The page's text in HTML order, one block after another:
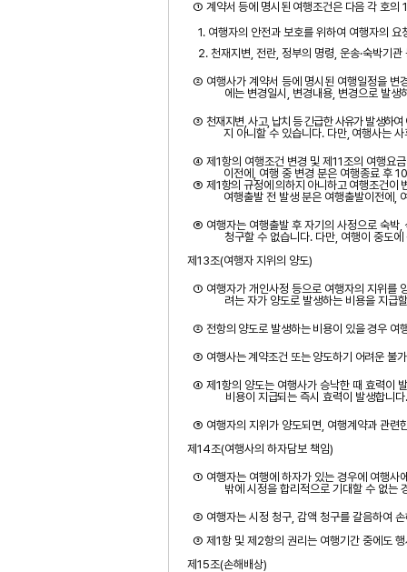
① 계약서 등에 명시된 여행조건은 다음 각 호의 1
1. 여행자의 안전과 보호를 위하여 여행자의
2. 천재지변 전란 정부의 명령 운송‧숙박기관
② 여행사가 계약서 등에 명시된 여행일정을 변
에는 변경일시 변경내용 변경으로 발생
③ 천재지변 ,사고, 납치 등 긴급한 사유가 발생하
지 아니할 수 있습니다. 다만, 여행사는
④ 제 1항의 여행조건 변경 및 제 11조의 여행요
이전에
여행 중 변경 분은 여행종료 후
⑤ 제 1항의 규정에 의하지 아니하고 여행조건이
여행출발 전 발생 분은 여행출발이전에
⑥ 여행자는 여행출발 후 자기의 사정으로 숙박
청구할 수 없습니다. 다만, 여행이 중도
제 13조(여행자 지위의 양도)
① 여행자가 개인사정 등으로 여행자의 지위를
려는 자가 양도로 발생하는 비용을 지급
② 전항의 양도로 발생하는 비용이 있을 경우 여
③ 여행사는 계약조건 또는 양도하기 어려운 불
④ 제 1항의 양도는 여행사가 승낙한 때 효력이
비용이 지급되는 즉시 효력이 발생합니다
⑤ 여행자의 지위가 양도되면 여행계약과 관련
제 14조(여행사의 하자담보 책임)
① 여행자는 여행에 하자가 있는 경우에 여행사
밖에 시정을 합리적으로 기대할 수 없는
② 여행자는 시정 청구 감액 청구를 갈음하여
③ 제 1항 및 제 2항의 권리는 여행기간 중에도
제 15조(손해배상)